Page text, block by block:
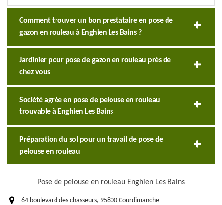
Comment trouver un bon prestataire en pose de
gazon en rouleau à Enghien Les Bains ?
Jardinier pour pose de gazon en rouleau près de
chez vous
Société agrée en pose de pelouse en rouleau
trouvable à Enghien Les Bains
Préparation du sol pour un travail de pose de
pelouse en rouleau
Pose de pelouse en rouleau Enghien Les Bains
64 boulevard des chasseurs, 95800 Courdimanche